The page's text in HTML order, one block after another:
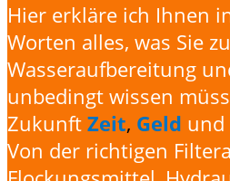
Hier erkläre ich Ihnen
Worten alles, was Sie
Wasseraufbereitung
unbedingt wissen
Zukunft Zeit, Geld und
Von der richtigen